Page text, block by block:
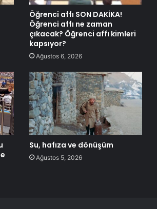
Öğrenci affı SON DAKİKA!
Öğrenci affı ne zaman
çıkacak? Öğrenci affı kimleri
kapsıyor?
Ağustos 6, 2026
Su, hafıza ve dönüşüm
Ağustos 5, 2026